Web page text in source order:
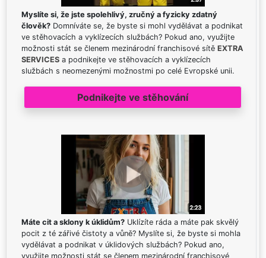
Myslíte si, že jste spolehlivý, zručný a fyzicky zdatný
člověk? Domníváte se, že byste si mohl vydělávat a podnikat
ve stěhovacích a vyklízecích službách? Pokud ano, využijte
možnosti stát se členem mezinárodní franchisové sítě EXTRA
SERVICES a podnikejte ve stěhovacích a vyklízecích
službách s neomezenými možnostmi po celé Evropské unii.
Podnikejte ve stěhování
Máte cit a sklony k úklidům? Uklízíte ráda a máte pak skvělý
pocit z té zářivé čistoty a vůně? Myslíte si, že byste si mohla
vydělávat a podnikat v úklidových službách? Pokud ano,
využijte možnosti stát se členem mezinárodní franchisové